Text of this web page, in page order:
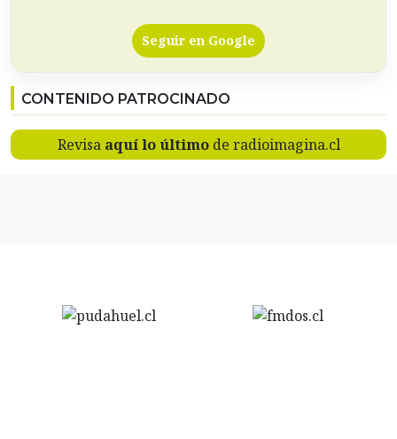
Seguir en Google
CONTENIDO PATROCINADO
Revisa aquí lo últimode radioimagina.cl